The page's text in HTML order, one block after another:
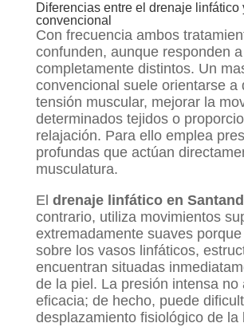
Diferencias entre el drenaje linfático
convencional
Con frecuencia ambos
confunden, aunque responden
completamente distintos. Un
convencional suele orientarse a
tensión muscular, mejorar la
determinados tejidos o
relajación. Para ello emplea
profundas que actúan
musculatura.
El drenaje linfático en
contrario, utiliza movimientos
extremadamente suaves
sobre los vasos linfáticos,
encuentran situadas
de la piel. La presión intensa no
eficacia; de hecho, puede
desplazamiento fisiológico de la